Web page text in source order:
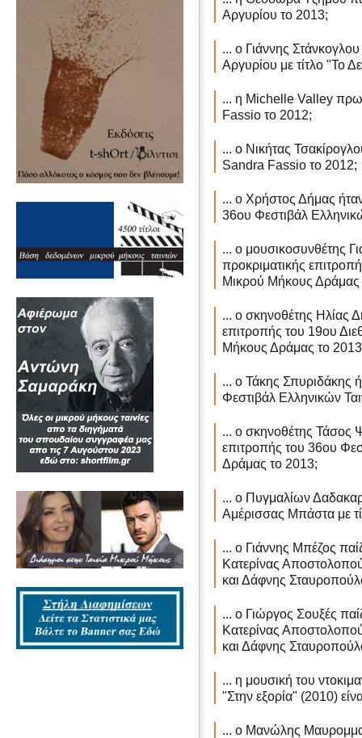
Αργυρίου το 2013;
... ο Γιάννης
Αργυρίου με τίτλο "Το
... η Michelle Valley
Fassio το 2012;
... ο Νικήτας
Sandra Fassio το 2012;
... ο Χρήστος Δήμας
36ου Φεστιβάλ
... ο μουσικοσυνθέτης
προκριματικής
Μικρού Μήκους Δράμας
... ο σκηνοθέτης Ηλίας
επιτροπής του 19ου
Μήκους Δράμας το
... ο Τάκης Σπυριδάκης
Φεστιβάλ Ελληνικών
... ο σκηνοθέτης Τάσος
επιτροπής του 36ου
Δράμας το 2013;
... ο Πυγμαλίων
Αμέρισσας Μπάστα με
... ο Γιάννης Μπέζος
Κατερίνας
και Δάφνης
... ο Γιώργος Σουξές
Κατερίνας
και Δάφνης
... η μουσική του
"Στην εξορία" (2010)
... ο Μανώλης